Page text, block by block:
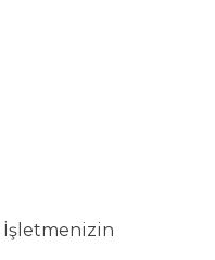
İşletmenizin